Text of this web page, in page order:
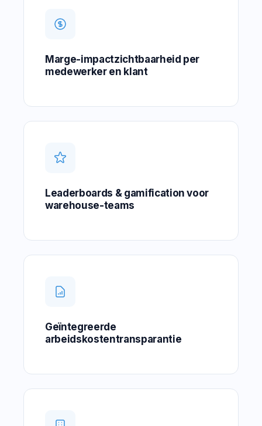
Marge-impactzichtbaarheid per
medewerker en klant
Leaderboards & gamification voor
warehouse-teams
Geïntegreerde
arbeidskostentransparantie